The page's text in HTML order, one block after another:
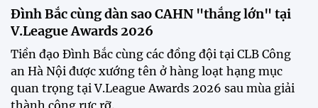
Festival bóng đá nữ trẻ 2026 lan tỏa đam mê tại
Đồng Tháp
Bóng đá Việt Nam nhận giải thưởng đặc biệt từ
AFC